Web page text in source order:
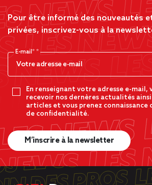
Pour être informé des nouveautés
privées, inscrivez-vous à la
E-mail*
En renseignant votre adresse e-mail,
recevoir nos dernères actualités
articles et vous prenez
de confidentialité.
M’inscrire à la newsletter